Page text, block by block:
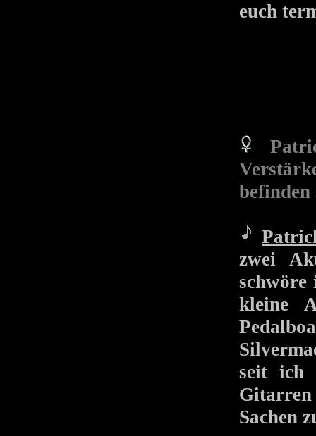
euch
befinden
zwei
schwöre
kleine
seit ich
Gitarren
Sachen